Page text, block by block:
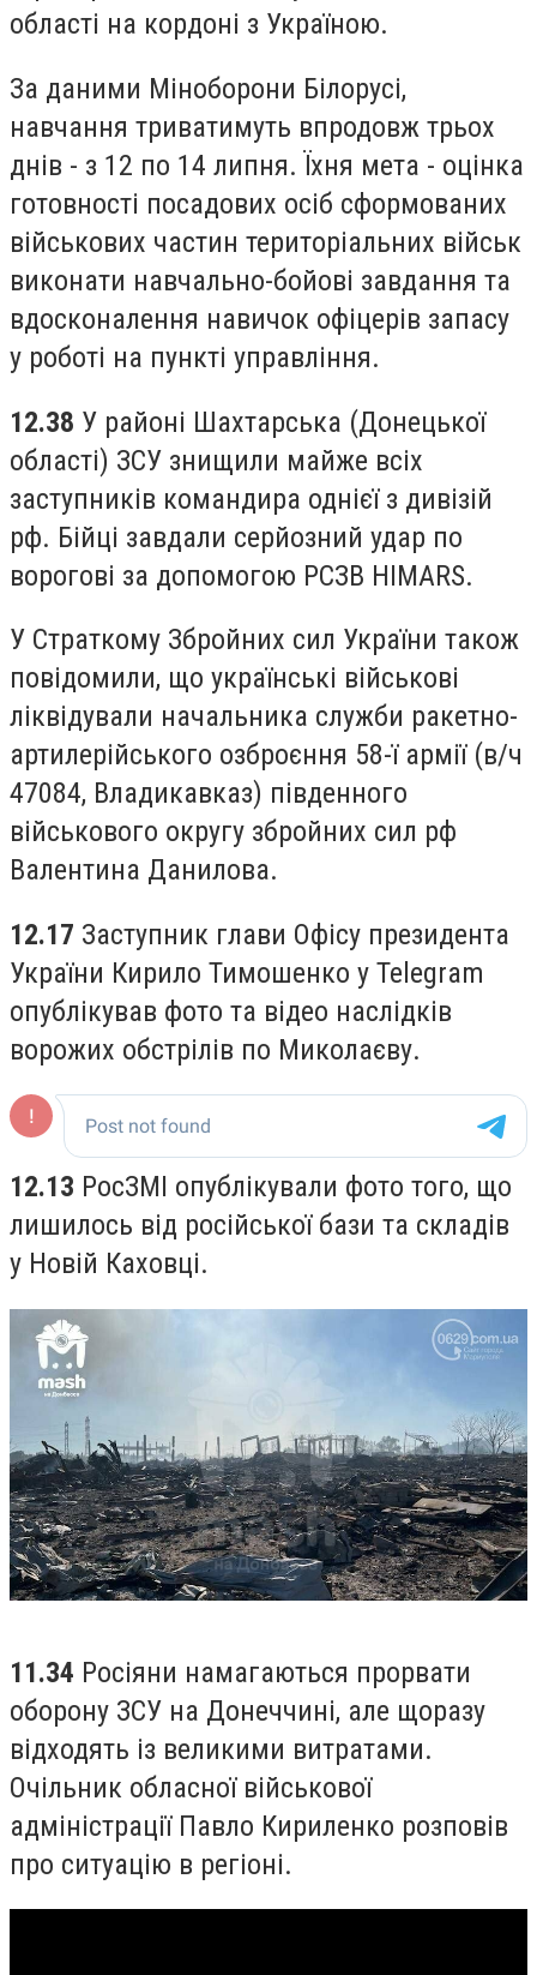
області на кордоні з Україною.
За даними Міноборони Білорусі,
навчання триватимуть впродовж трьох
днів - з 12 по 14 липня. Їхня мета - оцінка
готовності посадових осіб сформованих
військових частин територіальних військ
виконати навчально-бойові завдання та
вдосконалення навичок офіцерів запасу
у роботі на пункті управління.
12.38 У районі Шахтарська (Донецької
області) ЗСУ знищили майже всіх
заступників командира однієї з дивізій
рф. Бійці завдали серйозний удар по
ворогові за допомогою РСЗВ HIMARS.
У Страткому Збройних сил України також
повідомили, що українські військові
ліквідували начальника служби ракетно-
артилерійського озброєння 58-ї армії (в/ч
47084, Владикавказ) південного
військового округу збройних сил рф
Валентина Данилова.
12.17 Заступник глави Офісу президента
України Кирило Тимошенко у Telegram
опублікував фото та відео наслідків
ворожих обстрілів по Миколаєву.
12.13 РосЗМІ опублікували фото того, що
лишилось від російської бази та складів
у Новій Каховці.
11.34 Росіяни намагаються прорвати
оборону ЗСУ на Донеччині, але щоразу
відходять із великими витратами.
Очільник обласної військової
адміністрації Павло Кириленко розповів
про ситуацію в регіоні.